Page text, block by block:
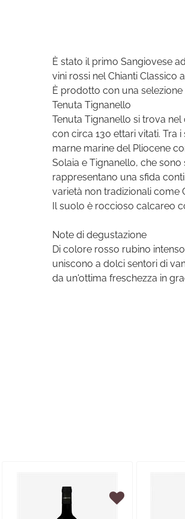
È stato il primo Sangiovese
vini rossi nel Chianti Classico
È prodotto con una selezione
Tenuta Tignanello
Tenuta Tignanello si trova
con circa 130 ettari vitati. Tra
marne marine del Pliocene
Solaia e Tignanello, che sono
rappresentano una sfida
varietà non tradizionali come
Il suolo è roccioso calcareo
Note di degustazione
Di colore rosso rubino
uniscono a dolci sentori di
da un'ottima freschezza in